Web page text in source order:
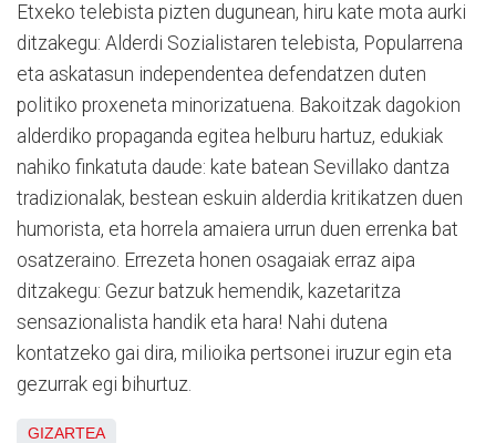
Etxeko telebista pizten dugunean, hiru kate mota aurki
ditzakegu: Alderdi Sozialistaren telebista, Popularrena
eta askatasun independentea defendatzen duten
politiko proxeneta minorizatuena. Bakoitzak dagokion
alderdiko propaganda egitea helburu hartuz, edukiak
nahiko finkatuta daude: kate batean Sevillako dantza
tradizionalak, bestean eskuin alderdia kritikatzen duen
humorista, eta horrela amaiera urrun duen errenka bat
osatzeraino. Errezeta honen osagaiak erraz aipa
ditzakegu: Gezur batzuk hemendik, kazetaritza
sensazionalista handik eta hara! Nahi dutena
kontatzeko gai dira, milioika pertsonei iruzur egin eta
gezurrak egi bihurtuz.
GIZARTEA